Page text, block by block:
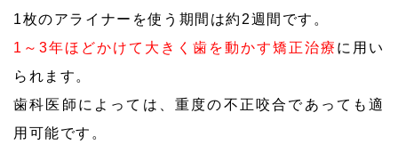
1枚のアライナーを使う期間は約2週間です。
1～3年ほどかけて大きく歯を動かす矯正治療 に用い
られます。
歯科医師によっては、重度の不正咬合であっても適
用可能です。